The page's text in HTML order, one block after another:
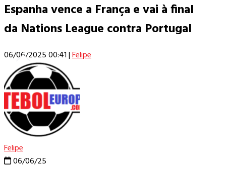
Espanha vence a França e vai à final
da Nations League contra Portugal
06/06/2025 00:41|Felipe
Felipe
06/06/25